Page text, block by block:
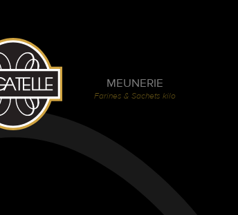
MEUNERIE
Farines & Sachets kilo